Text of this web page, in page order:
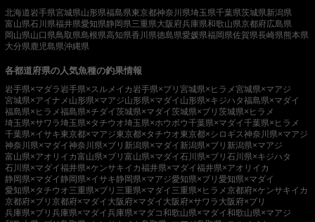
北海道岩手県宮城県山形県福島県東京都神奈川県埼玉県千葉県茨城県新潟県
富山県石川県福井県愛知県静岡県三重県大阪府兵庫県和歌山県京都府広島県
岡山県山口県鳥取県島根県高知県香川県徳島県愛媛県福岡県佐賀県長崎県熊本県
大分県鹿児島県沖縄県
各都道府県の人気魚種の釣果情報
岩手県×マダラ岩手県×スルメイカ岩手県×ブリ 宮城県×ヒラメ宮城県×マアジ
宮城県×アイナメ 山形県×マアジ山形県×マダイ 山形県×キジハタ福島県×マダイ
福島県×ヒラメ福島県×チダイ茨城県×マダイ茨城県×ブリ 茨城県×ヒラメ
埼玉県×サワラ埼玉県×タチウオ埼玉県×ホウボウ千葉県×マダイ千葉県×ヒラメ
千葉県×イサキ東京都×マアジ東京都×タチウオ東京都×シロギス神奈川県×マアジ
神奈川県×マダイ神奈川県×ブリ 新潟県×マダイ 新潟県×ブリ 新潟県×マアジ
富山県×アオリイカ富山県×ブリ 富山県×マダイ石川県×ブリ 石川県×キジハタ
石川県×マダイ福井県×ケンサキイカ福井県×マダイ福井県×アオリイカ
静岡県×マダイ 静岡県×イサキ静岡県×マアジ愛知県×ブリ 愛知県×マダイ
愛知県×タチウオ三重県×ブリ 三重県×マダイ 三重県×ヒラメ京都府×ケンサキイカ
京都府×ブリ 京都府×マダイ 大阪府×マダイ 大阪府×サワラ 大阪府×ブリ
兵庫県×ブリ 兵庫県×マダイ兵庫県×マダコ和歌山県×マダイ和歌山県×マアジ